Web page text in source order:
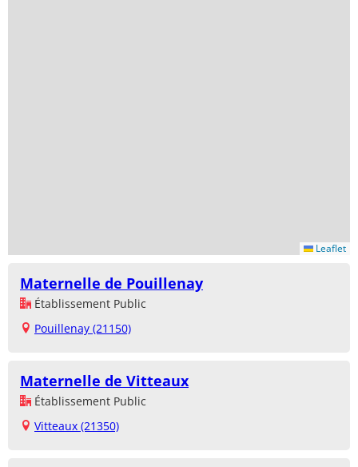
Leaflet
Maternelle de Pouillenay
Établissement Public
Pouillenay (21150)
Maternelle de Vitteaux
Établissement Public
Vitteaux (21350)